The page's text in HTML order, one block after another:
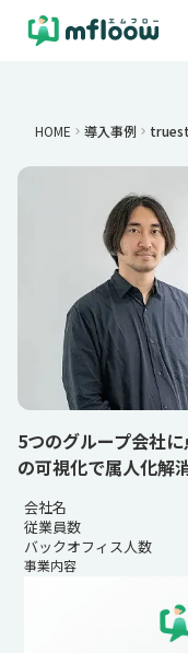
HOME keyboard_arrow_right 導入事例 keyboard_arrow_right
5つのグループ会社
の可視化で属人化解
会社名
従業員数
バックオフィス人数
事業内容